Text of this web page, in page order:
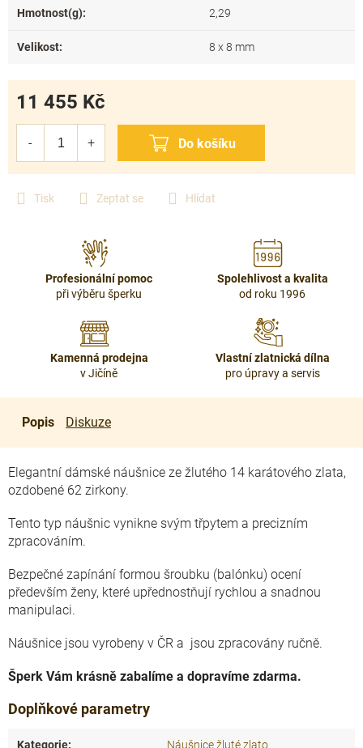
Tisk Zeptat se Hlídat
11 455 Kč
Hmotnost(g): 2,29
Velikost: 8 x 8 mm
Profesionální pomoc
při výběru šperku
Spolehlivost a kvalita
od roku 1996
Kamenná prodejna
v Jičíně
Vlastní zlatnická dílna
pro úpravy a servis
Popis Diskuze
Elegantní dámské náušnice ze žlutého 14 karátového zlata,
ozdobené 62 zirkony.
Tento typ náušnic vynikne svým třpytem a precizním
zpracováním.
Bezpečné zapínání formou šroubku (balónku) ocení
především ženy, které upřednostňují rychlou a snadnou
manipulaci.
Náušnice jsou vyrobeny v ČR a jsou zpracovány ručně.
Šperk Vám krásně zabalíme a dopravíme zdarma.
Doplňkové parametry
Kategorie: Náušnice žluté zlato